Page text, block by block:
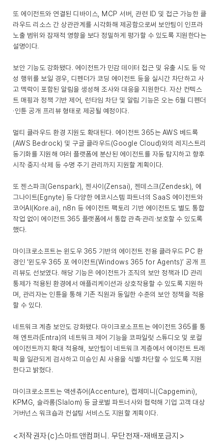
또 에이전트와 연결된 디바이스, MCP 서버, 관련 ID 및 접근 가능한 클
라우드 리소스 간 상관관계를 시각화해 제공함으로써 보안팀이 인프라
노출 범위와 잠재적 영향을 보다 정밀하게 평가할 수 있도록 지원한다는
설명이다.
보안 기능도 강화됐다. 에이전트가 민감 데이터 접근 및 유출 시도 등 악
성 행위를 보일 경우, 디펜더가 코딩 에이전트 등을 실시간 차단하고 사
고 맥락이 포함된 알림을 생성해 조사와 대응을 지원한다. 자산 컨텍스
트 매핑과 정책 기반 제어, 런타임 차단 및 알림 기능은 오는 6월 디펜더
·인튠 공개 프리뷰 형태로 제공될 예정이다.
멀티 클라우드 환경 지원도 확대된다. 에이전트 365는 AWS 베드록
(AWS Bedrock) 및 구글 클라우드(Google Cloud)와의 레지스트리
동기화를 지원해 여러 플랫폼에 분산된 에이전트를 자동 탐지하고 향후
시작·중지·삭제 등 수명 주기 관리까지 지원할 계획이다.
또 젠스파크(Genspark), 젠사이(Zensai), 젠데스크(Zendesk), 에
그나이트(Egnyte) 등 다양한 에코시스템 파트너의 SaaS 에이전트와
코어AI(Kore.ai), n8n 등 에이전트 팩토리 기반 에이전트도 별도 통합
작업 없이 에이전트 365 플랫폼에서 통합 관측·관리·보호할 수 있도록
했다.
마이크로소프트는 윈도우 365 기반의 에이전트 전용 클라우드 PC 환
경인 ‘윈도우 365 포 에이전트(Windows 365 for Agents)’ 공개 프
리뷰도 선보였다. 해당 기능은 에이전트가 조직의 보안 정책과 ID 관리
통제가 적용된 환경에서 애플리케이션과 상호작용할 수 있도록 지원하
며, 관리자는 인튠을 통해 기존 직원과 동일한 수준의 보안 정책을 적용
할 수 있다.
네트워크 계층 보안도 강화됐다. 마이크로소프트는 에이전트 365를 통
해 엔트라(Entra)의 네트워크 제어 기능을 코파일럿 스튜디오 및 로컬
에이전트까지 확대 적용해, 보안팀이 네트워크 계층에서 에이전트 트래
픽을 일관되게 검사하고 미승인 AI 사용을 식별·차단할 수 있도록 지원
한다고 밝혔다.
마이크로소프트는 액센츄어(Accenture), 캡제미니(Capgemini),
KPMG, 슬라롬(Slalom) 등 글로벌 파트너사와 협력해 기업 고객 대상
거버넌스 워크숍과 컨설팅 서비스도 지원할 계획이다.
<저작권자(c)스마트앤컴퍼니. 무단전재-재배포금지>